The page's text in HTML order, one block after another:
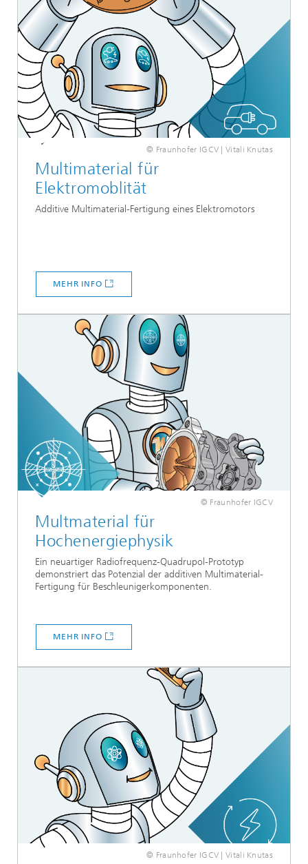
© Fraunhofer IGCV | Vitali Knutas
Multimaterial für
Elektromoblität
Additive Multimaterial-Fertigung eines Elektromotors
MEHR INFO
© Fraunhofer IGCV
Multmaterial für
Hochenergiephysik
Ein neuartiger Radiofrequenz-Quadrupol-Prototyp
demonstriert das Potenzial der additiven Multimaterial-
Fertigung für Beschleunigerkomponenten.
MEHR INFO
© Fraunhofer IGCV | Vitali Knutas